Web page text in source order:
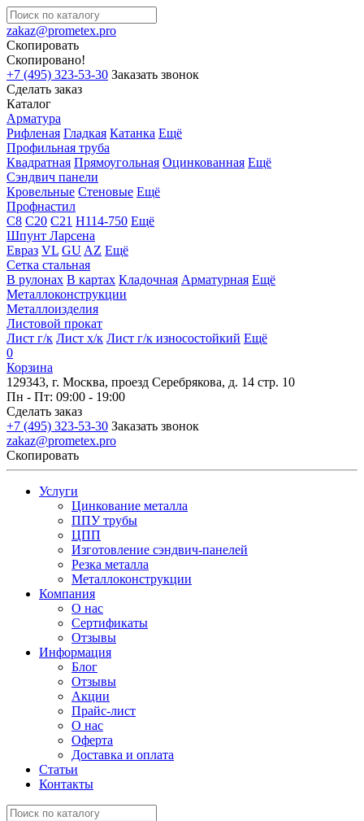
zakaz@prometex.pro
Скопировать
Скопировано!
+7 (495) 323-53-30 Заказать звонок
Сделать заказ
Каталог
Арматура
Рифленая Гладкая Катанка Ещё
Профильная труба
Квадратная Прямоугольная Оцинкованная Ещё
Сэндвич панели
Кровельные Стеновые Ещё
Профнастил
С8 С20 С21 Н114-750 Ещё
Шпунт Ларсена
Евраз VL GU AZ Ещё
Сетка стальная
В рулонах В картах Кладочная Арматурная Ещё
Металлоконструкции
Металлоизделия
Листовой прокат
Лист г/к Лист х/к Лист г/к износостойкий Ещё
0
Корзина
129343, г. Москва, проезд Серебрякова, д. 14 стр. 10
Пн - Пт: 09:00 - 19:00
Сделать заказ
+7 (495) 323-53-30 Заказать звонок
zakaz@prometex.pro
Скопировать
Услуги
Цинкование металла
ППУ трубы
ЦПП
Изготовление сэндвич-панелей
Резка металла
Металлоконструкции
Компания
О нас
Сертификаты
Отзывы
Информация
Блог
Отзывы
Акции
Прайс-лист
О нас
Оферта
Доставка и оплата
Статьи
Контакты